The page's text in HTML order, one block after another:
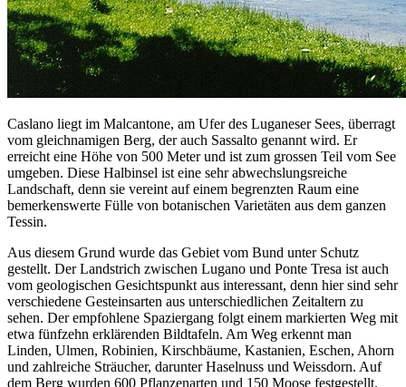
Caslano liegt im Malcantone, am Ufer des Luganeser Sees, überragt
vom gleichnamigen Berg, der auch Sassalto genannt wird. Er
erreicht eine Höhe von 500 Meter und ist zum grossen Teil vom See
umgeben. Diese Halbinsel ist eine sehr abwechslungsreiche
Landschaft, denn sie vereint auf einem begrenzten Raum eine
bemerkenswerte Fülle von botanischen Varietäten aus dem ganzen
Tessin.
Aus diesem Grund wurde das Gebiet vom Bund unter Schutz
gestellt. Der Landstrich zwischen Lugano und Ponte Tresa ist auch
vom geologischen Gesichtspunkt aus interessant, denn hier sind sehr
verschiedene Gesteinsarten aus unterschiedlichen Zeitaltern zu
sehen. Der empfohlene Spaziergang folgt einem markierten Weg mit
etwa fünfzehn erklärenden Bildtafeln. Am Weg erkennt man
Linden, Ulmen, Robinien, Kirschbäume, Kastanien, Eschen, Ahorn
und zahlreiche Sträucher, darunter Haselnuss und Weissdorn. Auf
dem Berg wurden 600 Pflanzenarten und 150 Moose festgestellt.